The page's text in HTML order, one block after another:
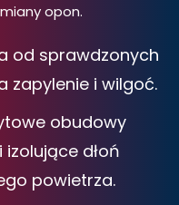
opon.
od sprawdzonych
zapylenie i wilgoć.
obudowy
dłoń
powietrza.